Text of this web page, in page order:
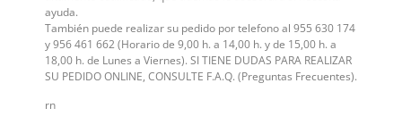
ayuda.
También puede realizar su pedido por telefono al 955 630 174
y 956 461 662 (Horario de 9,00 h. a 14,00 h. y de 15,00 h. a
18,00 h. de Lunes a Viernes). SI TIENE DUDAS PARA REALIZAR
SU PEDIDO ONLINE, CONSULTE F.A.Q. (Preguntas Frecuentes).
rn